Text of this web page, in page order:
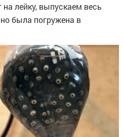
лейку, выпускаем весь
была погружена в